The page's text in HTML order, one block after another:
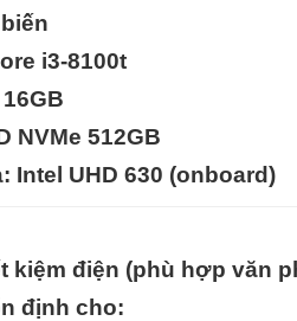
i3-8100t
NVMe 512GB
Intel UHD 630 (onboard)
kiệm điện (phù hợp văn
định cho: